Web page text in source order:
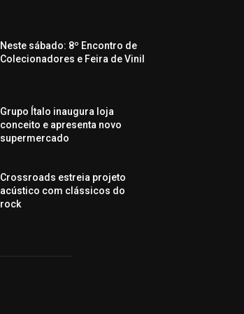
Neste sábado: 8º Encontro de
Colecionadores e Feira de Vinil
Grupo Ítalo inaugura loja
conceito e apresenta novo
supermercado
Crossroads estreia projeto
acústico com clássicos do
rock